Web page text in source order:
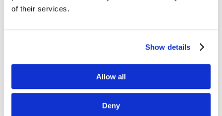
of their services.
Show details
Allow all
Deny
Consensus bias i Groupthink (Myślenie